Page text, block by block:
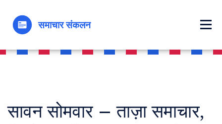
सावन सोमवार – ताज़ा समाचार,